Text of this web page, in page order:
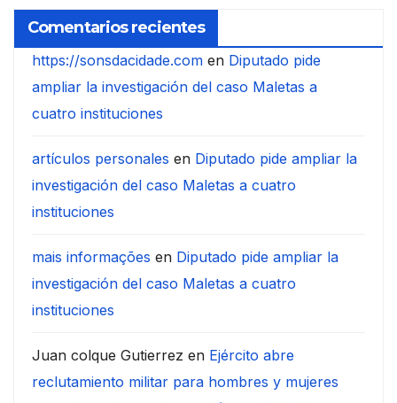
Comentarios recientes
https://sonsdacidade.com en Diputado pide
ampliar la investigación del caso Maletas a
cuatro instituciones
artículos personales en Diputado pide ampliar la
investigación del caso Maletas a cuatro
instituciones
mais informações en Diputado pide ampliar la
investigación del caso Maletas a cuatro
instituciones
Juan colque Gutierrez en Ejército abre
reclutamiento militar para hombres y mujeres